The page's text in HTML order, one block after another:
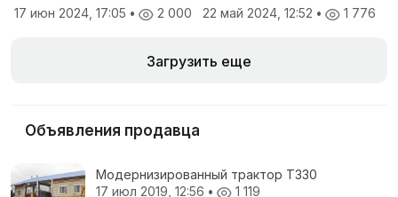
17 июн 2024, 17:05 • 2 000
22 май 2024, 12:52 • 1 776
Загрузить еще
Объявления продавца
Модернизированный трактор Т330
17 июл 2019, 12:56 • 1 119